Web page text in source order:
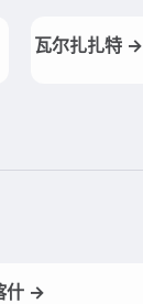
瓦尔扎扎特 →
什 →